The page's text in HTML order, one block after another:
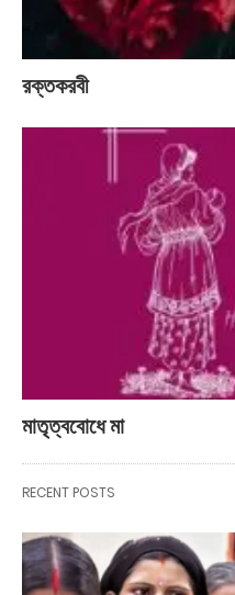
রক্তকরবী
মাতৃত্ববোধে মা
RECENT POSTS